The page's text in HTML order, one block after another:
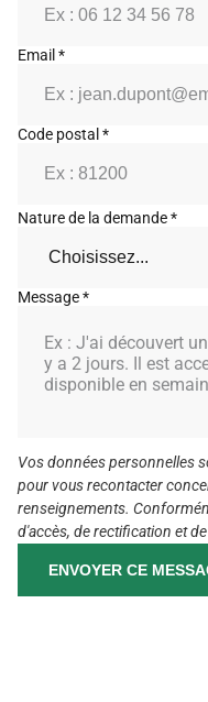
Ne remplissez pas ce
Email *
Code postal *
Nature de la demande *
Message *
Vos données personnelles
pour vous recontacter
renseignements.
d'accès, de rectification et
ENVOYER CE